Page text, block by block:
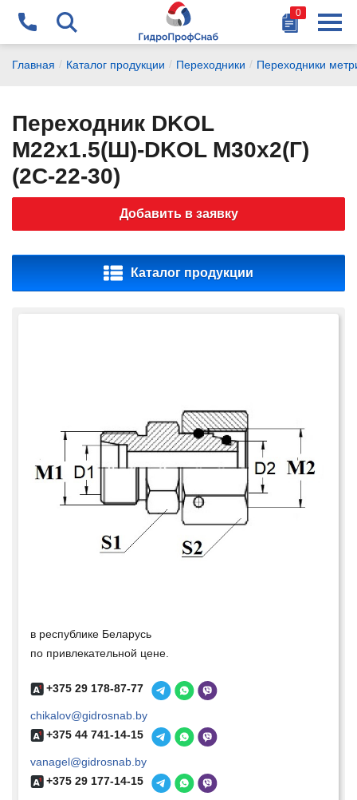
+375 44 741-14-15
vanagel@gidrosnab.by
+375 29 177-14-15
dubchak@gidrosnab.by
+375 1716 9-000-9
0
Найти
Главная / Каталог продукции / Переходники / Переходники
Переходник DKOL
M22х1.5(Ш)-DKOL M30х2(Г)
(2C-22-30)
Добавить в заявку
Каталог продукции
в республике Беларусь
по привлекательной цене.
+375 29 178-87-77
chikalov@gidrosnab.by
+375 44 741-14-15
vanagel@gidrosnab.by
+375 29 177-14-15